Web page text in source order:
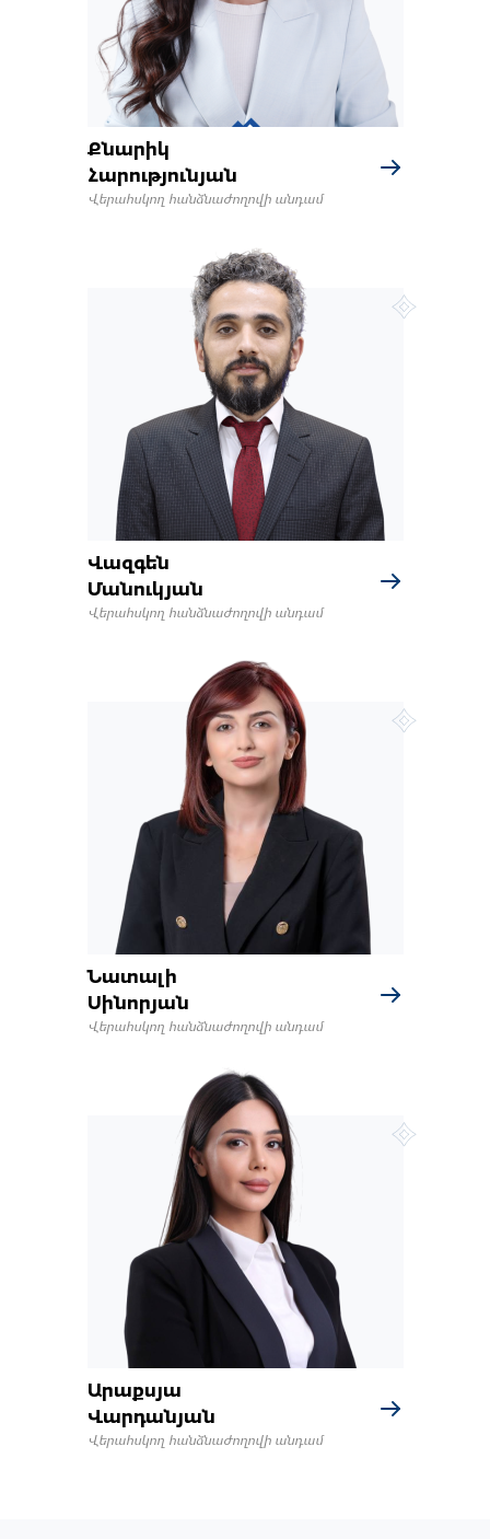
Քնարիկ
Հարությունյան
Վերահսկող հանձնաժողովի անդամ
Վազգեն
Մանուկյան
Վերահսկող հանձնաժողովի անդամ
Նատալի
Սինորյան
Վերահսկող հանձնաժողովի անդամ
Արաքսյա
Վարդանյան
Վերահսկող հանձնաժողովի անդամ